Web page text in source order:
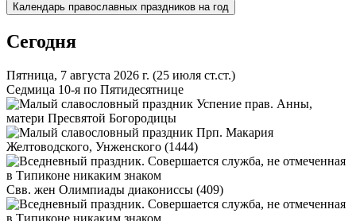
Календарь православных праздников на год
Сегодня
Пятница, 7 августа 2026 г. (25 июля ст.ст.)
Седмица 10-я по Пятидесятнице
Успение прав. Анны,
матери Пресвятой Богородицы
Прп. Макария
Желтоводского, Унженского (1444)
Свв. жен Олимпиады диакониссы (409)